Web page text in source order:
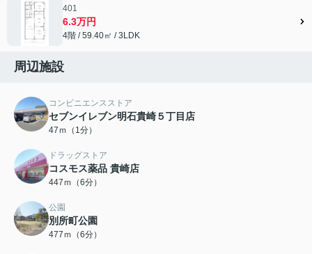
401
6.3万円
4階 / 59.40㎡ / 3LDK
周辺施設
コンビニエンスストア
セブンイレブン明石貴崎５丁目店
47ｍ（1分）
ドラッグストア
コスモス薬品 貴崎店
447ｍ（6分）
公園
別所町公園
477ｍ（6分）